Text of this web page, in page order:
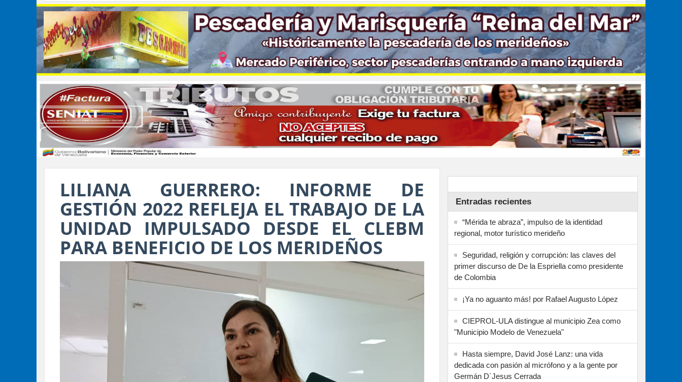
LILIANA GUERRERO: INFORME DE
GESTIÓN 2022 REFLEJA EL TRABAJO DE LA
UNIDAD IMPULSADO DESDE EL CLEBM
PARA BENEFICIO DE LOS MERIDEÑOS
Entradas recientes
“Mérida te abraza”, impulso de la identidad
regional, motor turístico merideño
Seguridad, religión y corrupción: las claves del
primer discurso de De la Espriella como presidente
de Colombia
¡Ya no aguanto más! por Rafael Augusto López
CIEPROL-ULA distingue al municipio Zea como
"Municipio Modelo de Venezuela"
Hasta siempre, David José Lanz: una vida
dedicada con pasión al micrófono y a la gente por
Germán D´Jesus Cerrada